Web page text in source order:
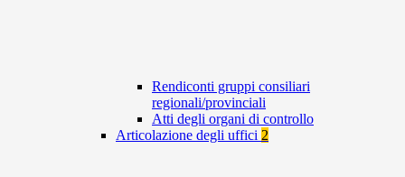
Rendiconti gruppi consiliari
regionali/provinciali
Atti degli organi di controllo
Articolazione degli uffici 2